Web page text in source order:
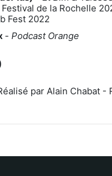
de la Rochelle
Fest 2022
- Podcast Orange
par Alain Chabat -